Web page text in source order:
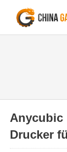
Anycubic
Drucker